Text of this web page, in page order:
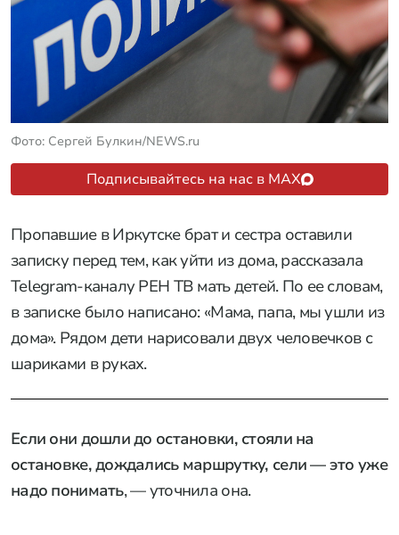
Фото: Сергей Булкин/NEWS.ru
Подписывайтесь на нас в MAX
Пропавшие в Иркутске брат и сестра оставили
записку перед тем, как уйти из дома, рассказала
Telegram-каналу РЕН ТВ мать детей. По ее словам,
в записке было написано: «Мама, папа, мы ушли из
дома». Рядом дети нарисовали двух человечков с
шариками в руках.
Если они дошли до остановки, стояли на
остановке, дождались маршрутку, сели — это уже
надо понимать, — уточнила она.